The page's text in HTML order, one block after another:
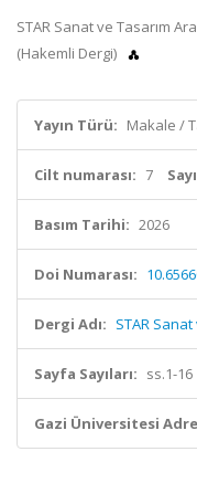
STAR Sanat ve Tasarım
(Hakemli Dergi)
Yayın Türü: Makale /
Cilt numarası: 7
Basım Tarihi: 2026
Doi Numarası:
Dergi Adı: STAR
Sayfa Sayıları: ss.1-16
Gazi Üniversitesi